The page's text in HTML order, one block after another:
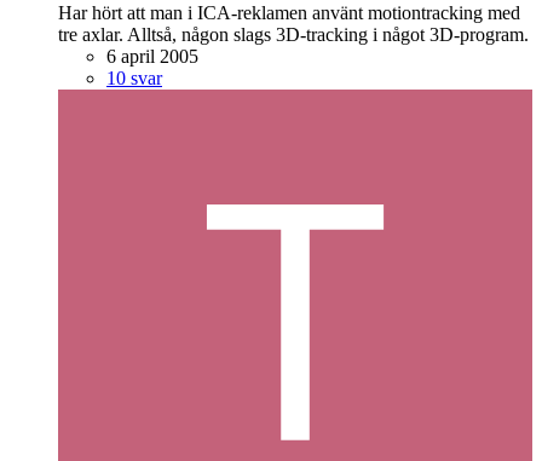
Har hört att man i ICA-reklamen använt motiontracking med
tre axlar. Alltså, någon slags 3D-tracking i något 3D-program.
6 april 2005
10 svar